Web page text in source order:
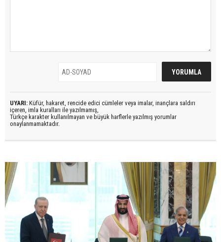
UYARI: Küfür, hakaret, rencide edici cümleler veya imalar, inançlara saldırı
içeren, imla kuralları ile yazılmamış,
Türkçe karakter kullanılmayan ve büyük harflerle yazılmış yorumlar
onaylanmamaktadır.